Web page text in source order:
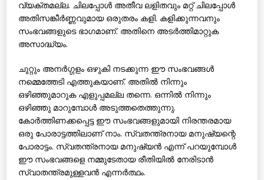
വ്യക്തമല്ല. ചിലപ്പോള്‍ അതീവ ലളിതവും മറ്റ് ചിലപ്പോള്‍
അതിസങ്കീര്‍ണ്ണവുമായ ഒരുതരം കളി. കളിക്കുന്നവനും
സംഭവങ്ങളുടെ ഭാഗമാണ്. അതിനെ അടര്‍ത്തിമാറ്റുക
അസാദ്ധ്യം.
ചുറ്റും അനര്‍ഗ്ഗളം ഒഴുകി നടക്കുന്ന ഈ സംഭവങ്ങള്‍
നമ്മെത്തേടി എത്തുകയാണ്. അതില്‍ നിന്നും
ഒഴിഞ്ഞുമാറുക എളുപ്പമല്ല തന്നെ. ഒന്നില്‍ നിന്നും
ഒഴിഞ്ഞു മാറുമ്പോള്‍ അടുത്തതെത്തുന്നു.
കോര്‍ത്തിണക്കപ്പെട്ട ഈ സംഭവങ്ങളുമായി നിരന്തരമായ
ഒരു പോരാട്ടത്തിലാണ് നാം. സ്വതന്ത്രനായ മനുഷ്യന്റെ
പോരാട്ടം. സ്വതന്ത്രനായ മനുഷ്യന്‍ എന്ന് പറയുമ്പോള്‍
ഈ സംഭവങ്ങളെ നമ്മുടേതായ രീതിയില്‍ നേരിടാന്‍
സ്വാതന്ത്രമുള്ളവന്‍ എന്നര്‍ത്ഥം.